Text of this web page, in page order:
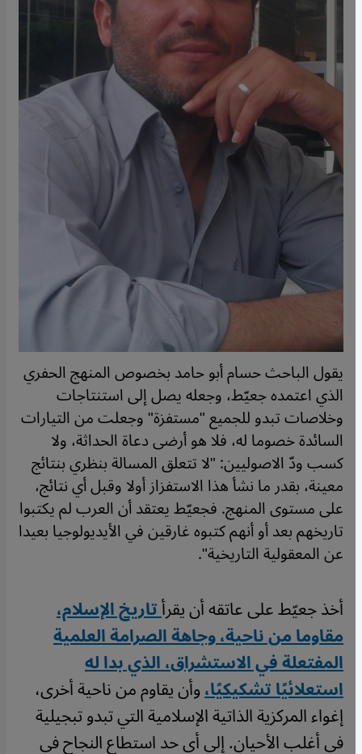
يقول الباحث حسام أبو حامد بخصوص المنهج الحفري
الذي اعتمده جعيّط، وجعله يصل إلى استنتاجات
وخلاصات تبدو للجميع "مستفزة" وجعلت من التيارات
السائدة خصوما له، فلا هو أرضى دعاة الحداثة، ولا
كسب ودّ الاصوليين: "لا تتعلق المسالة بنظري بنتائج
معينة، بقدر ما نشأ هذا الاستفزاز أولا وقبل أي نتائج،
على مستوى المنهج. فجعيّط يعتقد أن العرب لم يكتبوا
تاريخهم بعد أو أنهم كتبوه غارقين في الأيديولوجيا بعيدا
عن المعقولية التاريخية".
أخذ جعيّط على عاتقه أن يقرأتاريخ الإسلام،
مقاوما من ناحية، وجاهة الصرامة العلمية
المفتعلة في الاستشراق، الذي بدا له
استعلائيًا تشكيكيًا،وأن يقاوم من ناحية أخرى،
إغواء المركزية الذاتية الإسلامية التي تبدو تبجيلية
في أغلب الأحيان. إلى أي حد استطاع النجاح في